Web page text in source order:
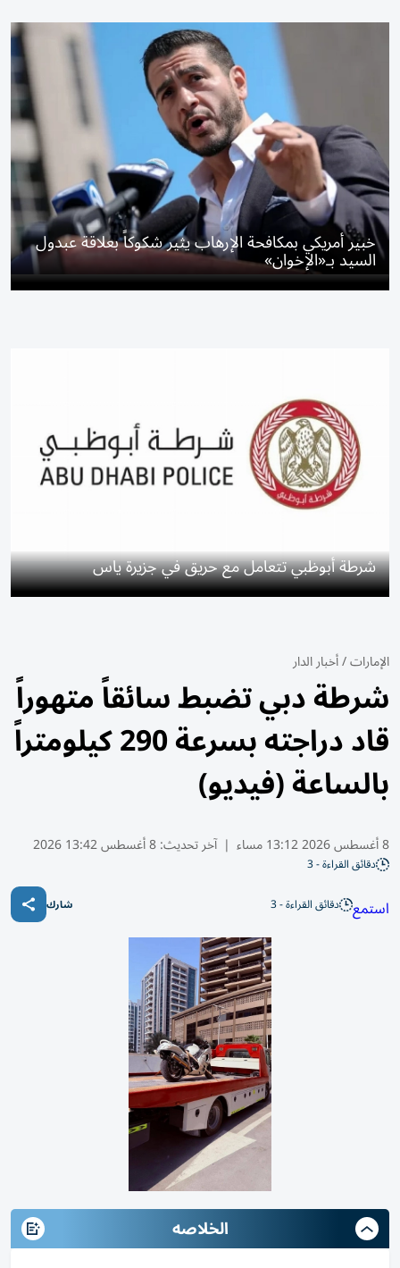
خبير أمريكي بمكافحة الإرهاب يثير شكوكاً بعلاقة عبدول
السيد بـ«الإخوان»
شرطة أبوظبي تتعامل مع حريق في جزيرة ياس
الإمارات/أخبار الدار
شرطة دبي تضبط سائقاً متهوراً
قاد دراجته بسرعة 290 كيلومتراً
بالساعة (فيديو)
8 أغسطس 2026 13:12 مساء | آخر تحديث:8 أغسطس 13:42 2026
دقائق القراءة - 3
استمع دقائق القراءة - 3 شارك
الخلاصه